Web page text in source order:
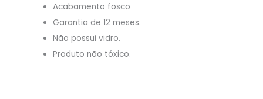
Acabamento fosco
Garantia de 12 meses.
Não possui vidro.
Produto não tóxico.